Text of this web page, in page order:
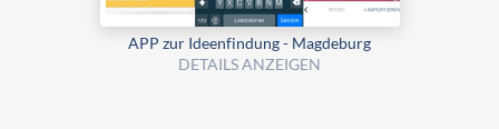
APP zur Ideenfindung - Magdeburg
DETAILS ANZEIGEN